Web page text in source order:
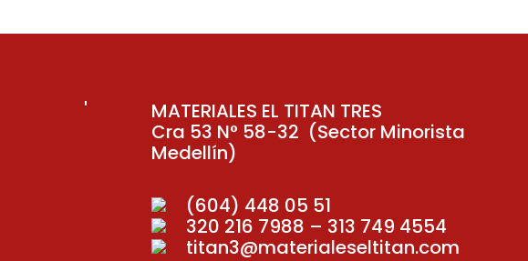
MATERIALES EL TITAN TRES
Cra 53 N° 58-32 (Sector Minorista
Medellín)
(604) 448 05 51
320 216 7988 – 313 749 4554
titan3@materialeseltitan.com